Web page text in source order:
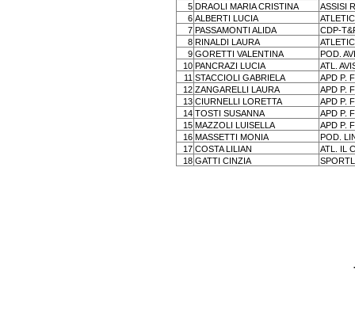
5 DRAOLI MARIA CRISTINA
ASSISI
6 ALBERTI LUCIA
7 PASSAMONTI ALIDA
CDP-
8 RINALDI LAURA
9 GORETTI VALENTINA
POD.
10 PANCRAZI LUCIA
ATL.
11 STACCIOLI GABRIELA
APD P.
12 ZANGARELLI LAURA
APD P.
13 CIURNELLI LORETTA
APD P.
14 TOSTI SUSANNA
APD P.
15 MAZZOLI LUISELLA
APD P.
16 MASSETTI MONIA
POD.
17 COSTA LILIAN
ATL. IL
18 GATTI CINZIA